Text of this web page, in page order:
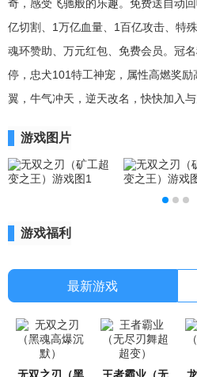
奇，感受飞驰般的乐趣。免费送自动
亿切割、1万亿血量、1百亿攻击、特
魂环赞助、万元红包、免费会员。冠
停，忠犬101特工神宠，属性高燃奖励
翼，牛气冲天，逆天改名，快快加入
游戏图片
游戏福利
最新游戏